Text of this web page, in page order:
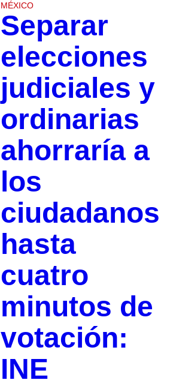
MÉXICO
Separar
elecciones
judiciales y
ordinarias
ahorraría a
los
ciudadanos
hasta
cuatro
minutos de
votación:
INE